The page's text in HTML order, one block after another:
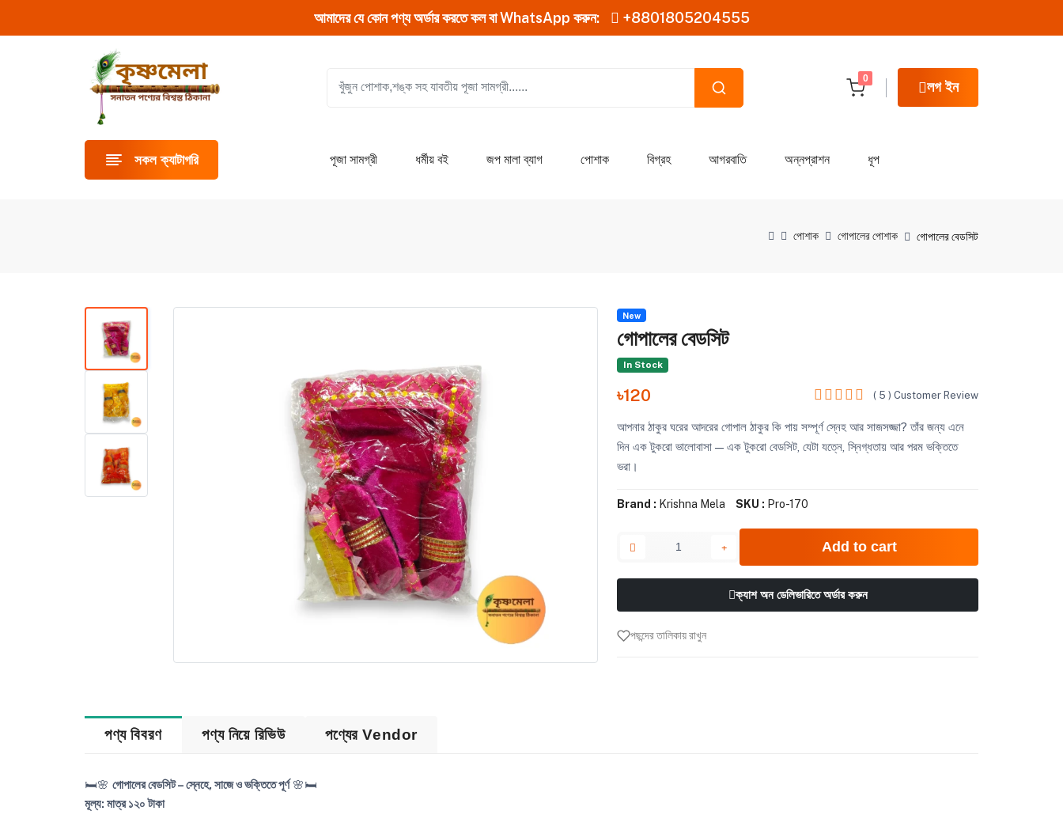
আমাদের যে কোন পণ্য অর্ডার করতে কল বা WhatsApp করুন: +8801805204555
0
লগ ইন
সকল ক্যাটাগরি পূজা সামগ্রী ধর্মীয় বই জপ মালা ব্যাগ পোশাক বিগ্রহ আগরবাতি অন্নপ্রাশন ধূপ
পোশাক গোপালের পোশাক গোপালের বেডসিট
New
গোপালের বেডসিট
In Stock
৳120 ( 5 ) Customer Review
আপনার ঠাকুর ঘরের আদরের গোপাল ঠাকুর কি পায় সম্পূর্ণ স্নেহ আর সাজসজ্জা? তাঁর জন্য এনে
দিন এক টুকরো ভালোবাসা — এক টুকরো বেডসিট, যেটা যত্নে, স্নিগ্ধতায় আর পরম ভক্তিতে
ভরা।
Brand : Krishna Mela SKU : Pro-170
Add to cart
ক্যাশ অন ডেলিভারিতে অর্ডার করুন
পছন্দের তালিকায় রাখুন
পণ্য বিবরণ পণ্য নিয়ে রিভিউ পণ্যের Vendor
🛏️🌸 গোপালের বেডসিট – স্নেহে, সাজে ও ভক্তিতে পূর্ণ🌸🛏️
মূল্য: মাত্র ১২০ টাকা